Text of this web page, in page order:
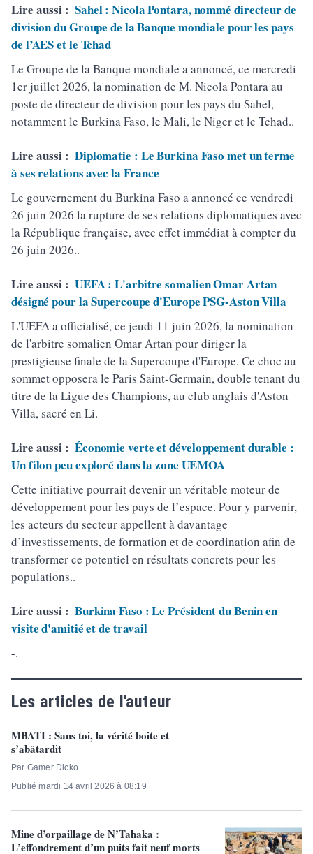
Lire aussi : Sahel : Nicola Pontara, nommé directeur de
division du Groupe de la Banque mondiale pour les pays
de l’AES et le Tchad
Le Groupe de la Banque mondiale a annoncé, ce mercredi
1er juillet 2026, la nomination de M. Nicola Pontara au
poste de directeur de division pour les pays du Sahel,
notamment le Burkina Faso, le Mali, le Niger et le Tchad..
Lire aussi : Diplomatie : Le Burkina Faso met un terme
à ses relations avec la France
Le gouvernement du Burkina Faso a annoncé ce vendredi
26 juin 2026 la rupture de ses relations diplomatiques avec
la République française, avec effet immédiat à compter du
26 juin 2026..
Lire aussi : UEFA : L'arbitre somalien Omar Artan
désigné pour la Supercoupe d'Europe PSG-Aston Villa
L'UEFA a officialisé, ce jeudi 11 juin 2026, la nomination
de l'arbitre somalien Omar Artan pour diriger la
prestigieuse finale de la Supercoupe d'Europe. Ce choc au
sommet opposera le Paris Saint-Germain, double tenant du
titre de la Ligue des Champions, au club anglais d'Aston
Villa, sacré en Li.
Lire aussi : Économie verte et développement durable :
Un filon peu exploré dans la zone UEMOA
Cette initiative pourrait devenir un véritable moteur de
développement pour les pays de l’espace. Pour y parvenir,
les acteurs du secteur appellent à davantage
d’investissements, de formation et de coordination afin de
transformer ce potentiel en résultats concrets pour les
populations..
Lire aussi : Burkina Faso : Le Président du Benin en
visite d'amitié et de travail
-.
Les articles de l'auteur
MBATI : Sans toi, la vérité boite et
s’abâtardit
Par Gamer Dicko
Publié mardi 14 avril 2026 à 08:19
Mine d’orpaillage de N’Tahaka :
L’effondrement d’un puits fait neuf morts